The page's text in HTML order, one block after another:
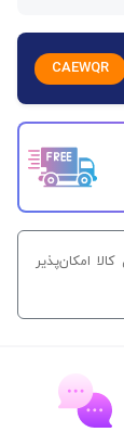
CAEWQR
از تحویل کالا امکان‌پذیر